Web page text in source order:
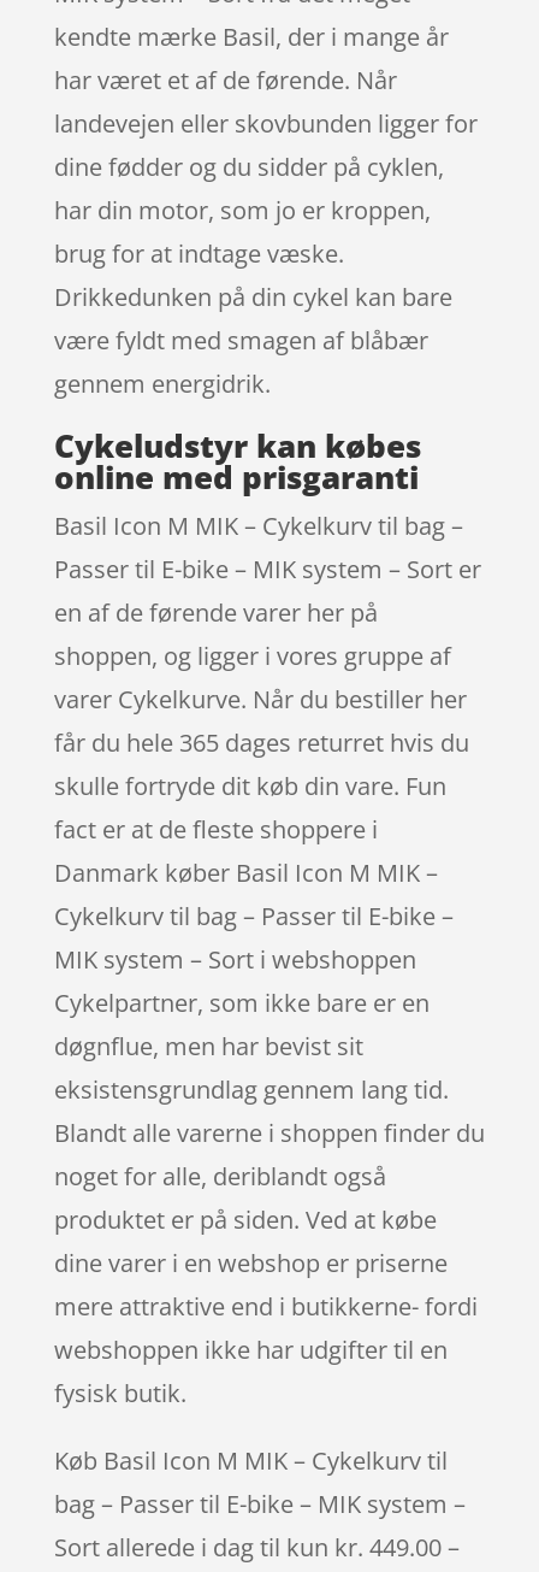
kendte mærke Basil, der i mange år
har været et af de førende. Når
landevejen eller skovbunden ligger for
dine fødder og du sidder på cyklen,
har din motor, som jo er kroppen,
brug for at indtage væske.
Drikkedunken på din cykel kan bare
være fyldt med smagen af blåbær
gennem energidrik.
Cykeludstyr kan købes
online med prisgaranti
Basil Icon M MIK – Cykelkurv til bag –
Passer til E-bike – MIK system – Sort er
en af de førende varer her på
shoppen, og ligger i vores gruppe af
varer Cykelkurve. Når du bestiller her
får du hele 365 dages returret hvis du
skulle fortryde dit køb din vare. Fun
fact er at de fleste shoppere i
Danmark køber Basil Icon M MIK –
Cykelkurv til bag – Passer til E-bike –
MIK system – Sort i webshoppen
Cykelpartner, som ikke bare er en
døgnflue, men har bevist sit
eksistensgrundlag gennem lang tid.
Blandt alle varerne i shoppen finder du
noget for alle, deriblandt også
produktet er på siden. Ved at købe
dine varer i en webshop er priserne
mere attraktive end i butikkerne- fordi
webshoppen ikke har udgifter til en
fysisk butik.
Køb Basil Icon M MIK – Cykelkurv til
bag – Passer til E-bike – MIK system –
Sort allerede i dag til kun kr. 449.00 –